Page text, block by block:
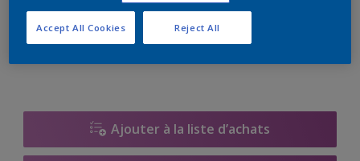
Ajouter à la liste d’achats
Reject All
Accept All Cookies